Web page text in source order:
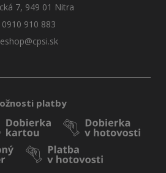
7, 949 01 Nitra
0910 910 883
eshop@cpsi.sk
platby